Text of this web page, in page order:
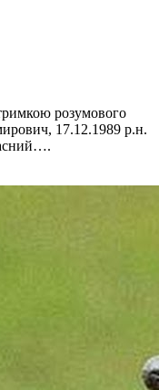
розумового
17.12.1989 р.н.